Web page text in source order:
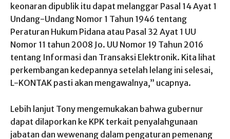
keonaran dipublik itu dapat melanggar Pasal 14 Ayat 1
Undang-Undang Nomor 1 Tahun 1946 tentang
Peraturan Hukum Pidana atau Pasal 32 Ayat 1 UU
Nomor 11 tahun 2008 Jo. UU Nomor 19 Tahun 2016
tentang Informasi dan Transaksi Elektronik. Kita lihat
perkembangan kedepannya setelah lelang ini selesai,
L-KONTAK pasti akan mengawalnya,” ucapnya.
Lebih lanjut Tony mengemukakan bahwa gubernur
dapat dilaporkan ke KPK terkait penyalahgunaan
jabatan dan wewenang dalam pengaturan pemenang